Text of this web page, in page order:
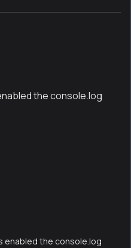
the console.log
enabled the console.log